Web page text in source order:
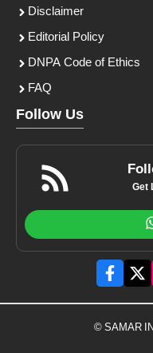
Disclaimer
Editorial Policy
DNPA Code of Ethics
FAQ
Follow Us
Get
© SAMAR